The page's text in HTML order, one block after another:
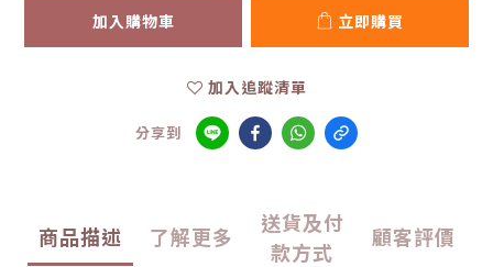
加入購物車 立即購買
加入追蹤清單
分享到
商品描述 了解更多
送貨及付
款方式
顧客評價